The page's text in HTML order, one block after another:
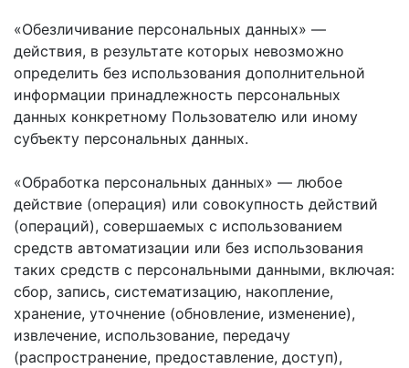
«Обезличивание персональных данных» —
действия, в результате которых невозможно
определить без использования дополнительной
информации принадлежность персональных
данных конкретному Пользователю или иному
субъекту персональных данных.
«Обработка персональных данных» — любое
действие (операция) или совокупность действий
(операций), совершаемых с использованием
средств автоматизации или без использования
таких средств с персональными данными, включая:
сбор, запись, систематизацию, накопление,
хранение, уточнение (обновление, изменение),
извлечение, использование, передачу
(распространение, предоставление, доступ),